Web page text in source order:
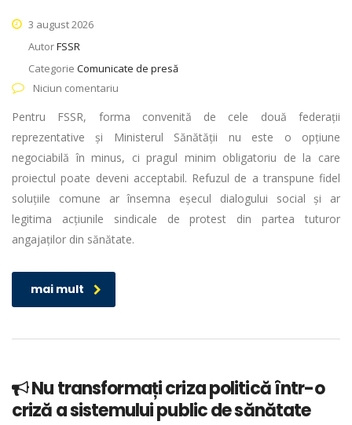
3 august 2026
AutorFSSR
Categorie Comunicate de presă
Niciun comentariu
Pentru FSSR, forma convenită de cele două federații
reprezentative și Ministerul Sănătății nu este o opțiune
negociabilă în minus, ci pragul minim obligatoriu de la care
proiectul poate deveni acceptabil. Refuzul de a transpune fidel
soluțiile comune ar însemna eșecul dialogului social și ar
legitima acțiunile sindicale de protest din partea tuturor
angajaților din sănătate.
mai mult
Nu transformați criza politică într-o
criză a sistemului public de sănătate